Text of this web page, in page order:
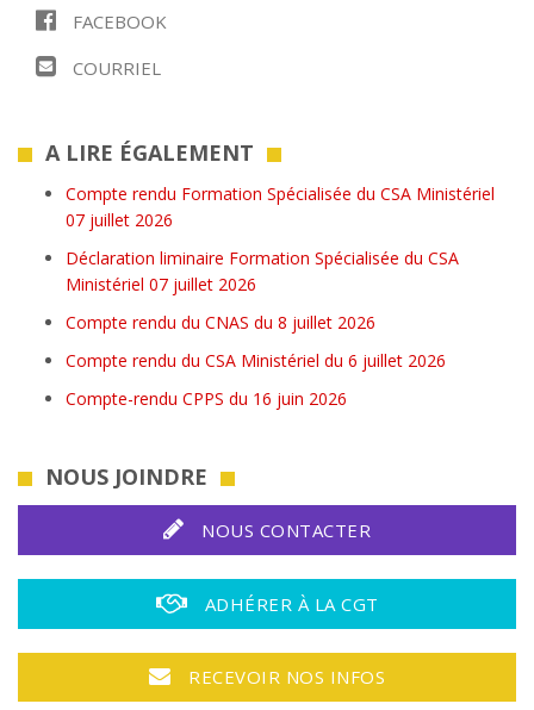
FACEBOOK
COURRIEL
A LIRE ÉGALEMENT
Compte rendu Formation Spécialisée du CSA Ministériel
07 juillet 2026
Déclaration liminaire Formation Spécialisée du CSA
Ministériel 07 juillet 2026
Compte rendu du CNAS du 8 juillet 2026
Compte rendu du CSA Ministériel du 6 juillet 2026
Compte-rendu CPPS du 16 juin 2026
NOUS JOINDRE
NOUS CONTACTER
ADHÉRER À LA CGT
RECEVOIR NOS INFOS